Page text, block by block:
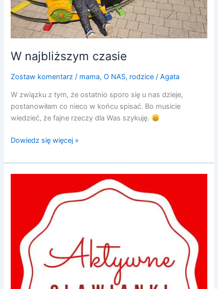
W najbliższym czasie
Zostaw komentarz / mama,O NAS, rodzice /Agata
W związku z tym, że ostatnio sporo się u nas dzieje,
postanowiłam co nieco w końcu spisać. Bo musicie
wiedzieć, że fajne rzeczy dla Was szykuję.
Dowiedz się więcej »
Spotkanie
Kobiet
Przedsiębiorczych
Oławie